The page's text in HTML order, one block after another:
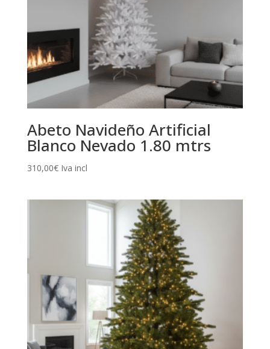
Abeto Navideño Artificial
Blanco Nevado 1.80 mtrs
310,00€ Iva incl